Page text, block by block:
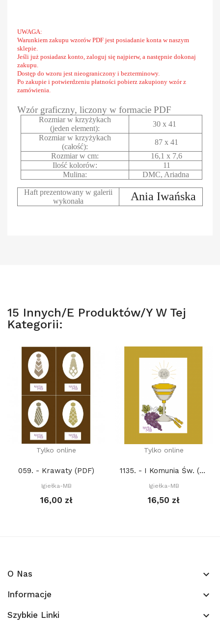
UWAGA:
Warunkiem zakupu wzorów PDF jest posiadanie konta w naszym
sklepie.
Jeśli już posiadasz konto, zaloguj się najpierw, a następnie dokonaj
zakupu.
Dostęp do wzoru jest nieograniczony i bezterminowy.
Po zakupie i potwierdzeniu płatności pobierz zakupiony wzór z
zamówienia.
Wzór graficzny, liczony w formacie PDF
Rozmiar w krzyżykach
(jeden element):
30 x 41
Rozmiar w krzyżykach
(całość):
87 x 41
Rozmiar w cm:
16,1 x 7,6
Ilość kolorów:
11
Mulina:
DMC, Ariadna
Haft prezentowany w galerii
wykonała
Ania Iwańska
15 Innych/e Produktów/y W Tej
Kategorii:
Tylko online
059. - Krawaty (PDF)
Igiełka-MB
16,00 zł
Tylko online
1135. - I Komunia Św. (PDF)
Igiełka-MB
16,50 zł
O Nas keyboard_arrow_down
Informacje keyboard_arrow_down
Szybkie Linki keyboard_arrow_down